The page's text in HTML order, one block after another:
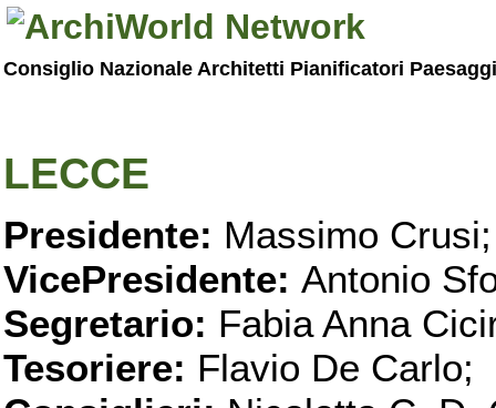
Consiglio Nazionale Architetti Pianificatori
LECCE
Presidente: Massimo Crusi;
VicePresidente: Antonio
Segretario: Fabia Anna
Tesoriere: Flavio De Carlo;